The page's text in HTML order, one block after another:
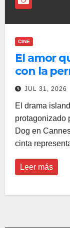
CINE
El amor
con la
llega a
JUL 31, 2026
El drama
protagonizado
Dog en
cinta
Leer más